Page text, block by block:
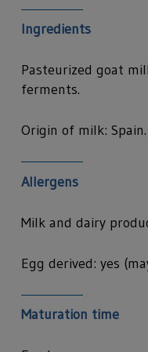
Ingredients
Pasteurized goat
ferments.
Origin of milk: Spain.
Allergens
Milk and dairy
Egg derived: yes
Maturation time